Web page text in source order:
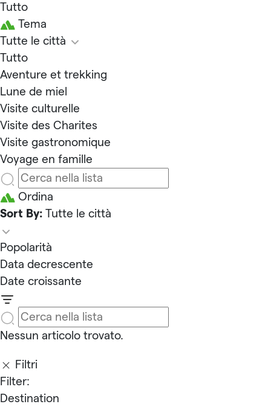
Tutto
Tema
Tutte le città
Tutto
Aventure et trekking
Lune de miel
Visite culturelle
Visite des Charites
Visite gastronomique
Voyage en famille
Ordina
Sort By: Tutte le città
Popolarità
Data decrescente
Date croissante
Nessun articolo trovato.
Filtri
Filter:
Destination